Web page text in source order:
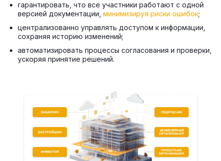
гарантировать, что все участники работают с одной
версией документации, минимизируя риски ошибок;
централизованно управлять доступом к информации,
сохраняя историю изменений;
автоматизировать процессы согласования и проверки,
ускоряя принятие решений.